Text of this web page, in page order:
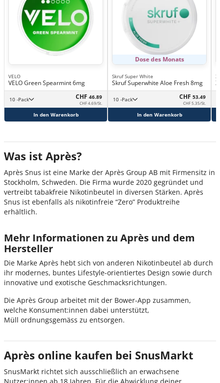
VELO
VELO Green Spearmint 6mg
10 -Pack CHF 46.89
CHF 4.69/St.
In den Warenkorb
Dose des Monats
Skruf Super White
Skruf Superwhite Aloe Fresh 8mg
10 -Pack CHF 53.49
CHF 5.35/St.
In den Warenkorb
Was ist Après?
Après Snus ist eine Marke der Après Group AB mit Firmensitz in
Stockholm, Schweden. Die Firma wurde 2020 gegründet und
vertreibt tabakfreie Nikotinbeutel in diversen Stärken. Après
Snus ist ebenfalls als nikotinfreie “Zero” Produktreihe
erhältlich.
Mehr Informationen zu Après und dem
Hersteller
Die Marke Après hebt sich von anderen Nikotinbeutel ab durch
ihr modernes, buntes Lifestyle-orientiertes Design sowie durch
innovative und exotische Geschmacksrichtungen.
Die Après Group arbeitet mit der Bower-App zusammen,
welche Konsument:innen dabei unterstützt,
Müll ordnungsgemäss zu entsorgen.
Après online kaufen bei SnusMarkt
SnusMarkt richtet sich ausschließlich an erwachsene